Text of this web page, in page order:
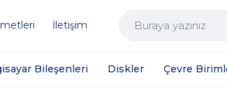
İletişim
Bileşenleri Diskler Çevre